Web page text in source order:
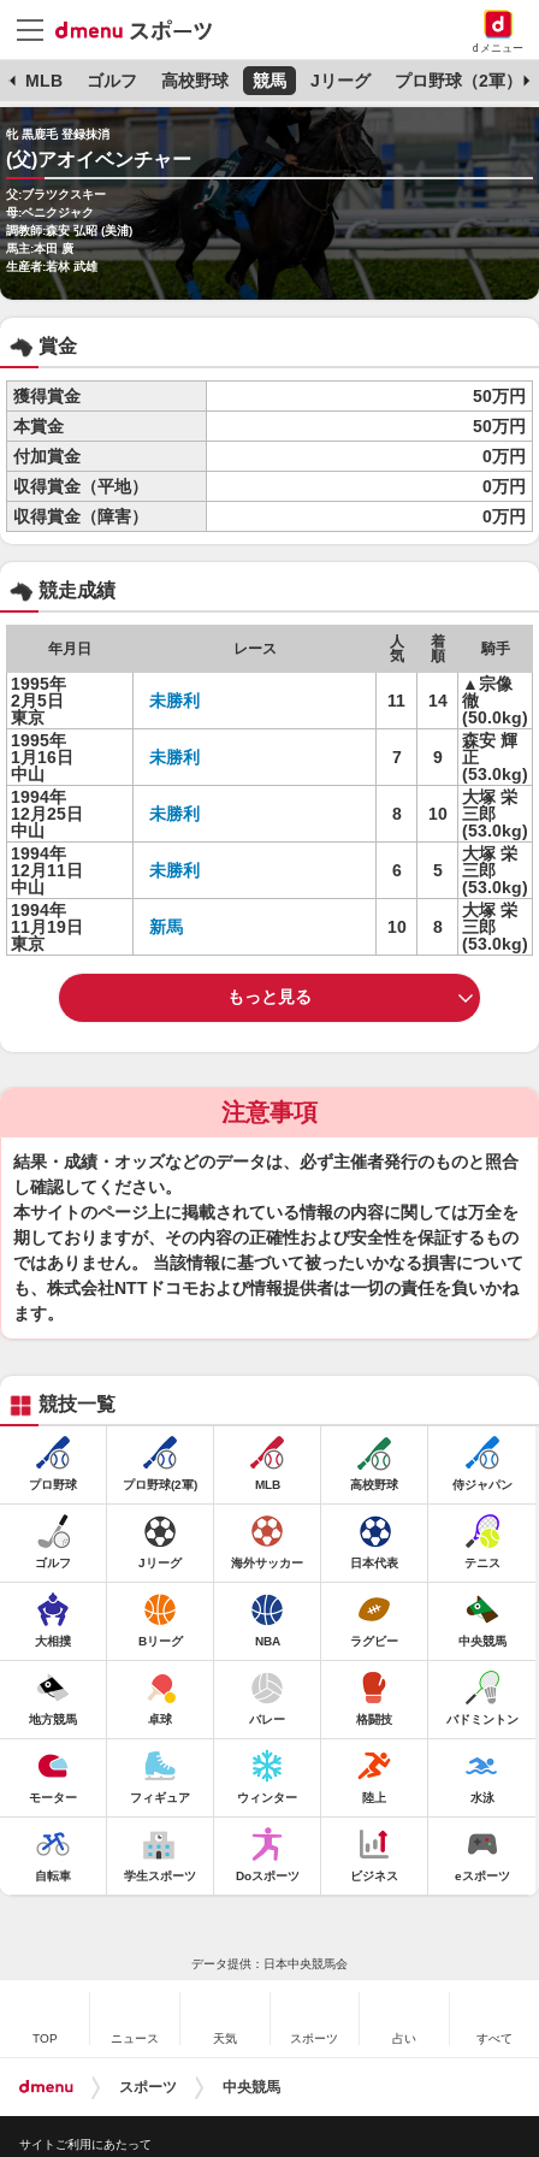
dメニュー
MLB ゴルフ 高校野球 競馬 Jリーグ プロ野球（2軍）
牝 黒鹿毛 登録抹消
(父)アオイベンチャー
父:ブラツクスキー
母:ベニクジャク
調教師:森安 弘昭 (美浦)
馬主:本田 廣
生産者:若林 武雄
賞金
獲得賞金
50万円
本賞金
50万円
付加賞金
0万円
収得賞金（平地）
0万円
収得賞金（障害）
0万円
競走成績
年月日 レース
人
気
着
順
騎手
1995年
2月5日
東京
未勝利 11 14
▲宗像
徹
(50.0kg)
1995年
1月16日
中山
未勝利 7 9
森安 輝
正
(53.0kg)
1994年
12月25日
中山
未勝利 8 10
大塚 栄
三郎
(53.0kg)
1994年
12月11日
中山
未勝利 6 5
大塚 栄
三郎
(53.0kg)
1994年
11月19日
東京
新馬 10 8
大塚 栄
三郎
(53.0kg)
もっと見る
注意事項
結果・成績・オッズなどのデータは、必ず主催者発行のものと照合
し確認してください。
本サイトのページ上に掲載されている情報の内容に関しては万全を
期しておりますが、その内容の正確性および安全性を保証するもの
ではありません。 当該情報に基づいて被ったいかなる損害について
も、株式会社NTTドコモおよび情報提供者は一切の責任を負いかね
ます。
競技一覧
プロ野球 プロ野球(2軍) MLB 高校野球 侍ジャパン
ゴルフ Jリーグ 海外サッカー 日本代表 テニス
大相撲 Bリーグ NBA ラグビー 中央競馬
地方競馬 卓球 バレー 格闘技 バドミントン
モーター フィギュア ウィンター 陸上 水泳
自転車 学生スポーツ Doスポーツ ビジネス eスポーツ
データ提供：日本中央競馬会
TOP ニュース 天気 スポーツ 占い すべて
スポーツ 中央競馬
サイトご利用にあたって